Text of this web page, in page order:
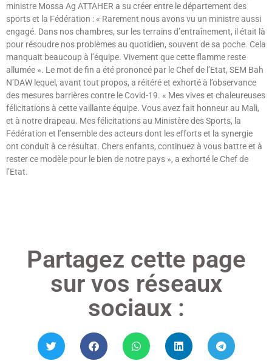
ministre Mossa Ag ATTAHER a su créer entre le département des
sports et la Fédération : « Rarement nous avons vu un ministre aussi
engagé. Dans nos chambres, sur les terrains d’entraînement, il était là
pour résoudre nos problèmes au quotidien, souvent de sa poche. Cela
manquait beaucoup à l’équipe. Vivement que cette flamme reste
allumée ». Le mot de fin a été prononcé par le Chef de l’Etat, SEM Bah
N’DAW lequel, avant tout propos, a réitéré et exhorté à l’observance
des mesures barrières contre le Covid-19. « Mes vives et chaleureuses
félicitations à cette vaillante équipe. Vous avez fait honneur au Mali,
et à notre drapeau. Mes félicitations au Ministère des Sports, la
Fédération et l’ensemble des acteurs dont les efforts et la synergie
ont conduit à ce résultat. Chers enfants, continuez à vous battre et à
rester ce modèle pour le bien de notre pays », a exhorté le Chef de
l’Etat.
Partagez cette page
sur vos réseaux
sociaux :